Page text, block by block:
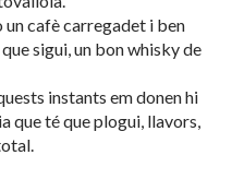
un cafè carregadet i ben
sigui, un bon whisky de
instants em donen hi
que té que plogui, llavors,